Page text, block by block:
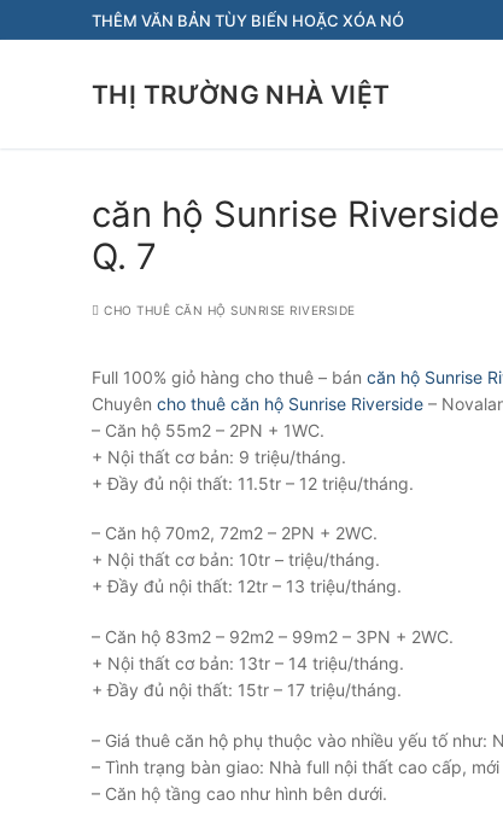
đến
THÊM VĂN BẢN TÙY BIẾN HOẶC XÓA NÓ
THỊ TRƯỜNG NHÀ VIỆT
căn hộ Sunrise
Q. 7
CHO THUÊ CĂN HỘ SUNRISE RIVERSIDE
Full 100% giỏ hàng cho thuê – bán căn hộ Sunrise
Chuyên cho thuê căn hộ Sunrise Riverside –
– Căn hộ 55m2 – 2PN + 1WC.
+ Nội thất cơ bản: 9 triệu/tháng.
+ Đầy đủ nội thất: 11.5tr – 12 triệu/tháng.
– Căn hộ 70m2, 72m2 – 2PN + 2WC.
+ Nội thất cơ bản: 10tr – triệu/tháng.
+ Đầy đủ nội thất: 12tr – 13 triệu/tháng.
– Căn hộ 83m2 – 92m2 – 99m2 – 3PN + 2WC.
+ Nội thất cơ bản: 13tr – 14 triệu/tháng.
+ Đầy đủ nội thất: 15tr – 17 triệu/tháng.
– Giá thuê căn hộ phụ thuộc vào nhiều yếu tố như:
– Tình trạng bàn giao: Nhà full nội thất cao cấp,
– Căn hộ tầng cao như hình bên dưới.